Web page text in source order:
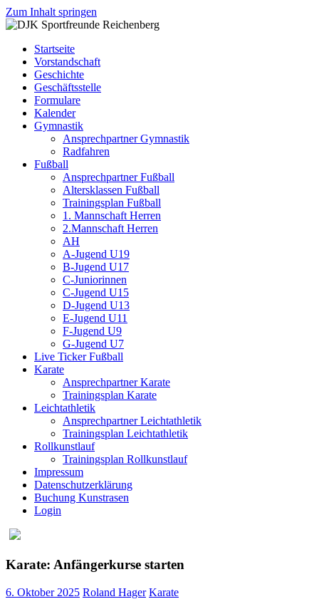
Zum Inhalt springen
Sportfreunde
Reichenberg
Gymnastik
Karate
Leichtathletik
Radfahren
Rollkunstlauf
Startseite
Vorstandschaft
Geschichte
Geschäftsstelle
Formulare
Kalender
Gymnastik
Ansprechpartner Gymnastik
Radfahren
Fußball
Ansprechpartner Fußball
Altersklassen Fußball
Trainingsplan Fußball
1. Mannschaft Herren
2.Mannschaft Herren
AH
A-Jugend U19
B-Jugend U17
C-Juniorinnen
C-Jugend U15
D-Jugend U13
E-Jugend U11
F-Jugend U9
G-Jugend U7
Live Ticker Fußball
Karate
Ansprechpartner Karate
Trainingsplan Karate
Leichtathletik
Ansprechpartner Leichtathletik
Trainingsplan Leichtathletik
Rollkunstlauf
Trainingsplan Rollkunstlauf
Impressum
Datenschutzerklärung
Buchung Kunstrasen
Login
Karate: Anfängerkurse starten
6. Oktober 2025 Roland Hager Karate